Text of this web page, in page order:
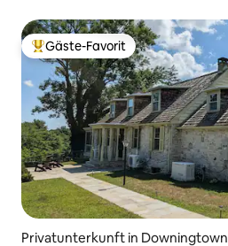
Beliebter Gäste-Favorit.
Gäste-Favorit
Privatunterkunft in Downingtown